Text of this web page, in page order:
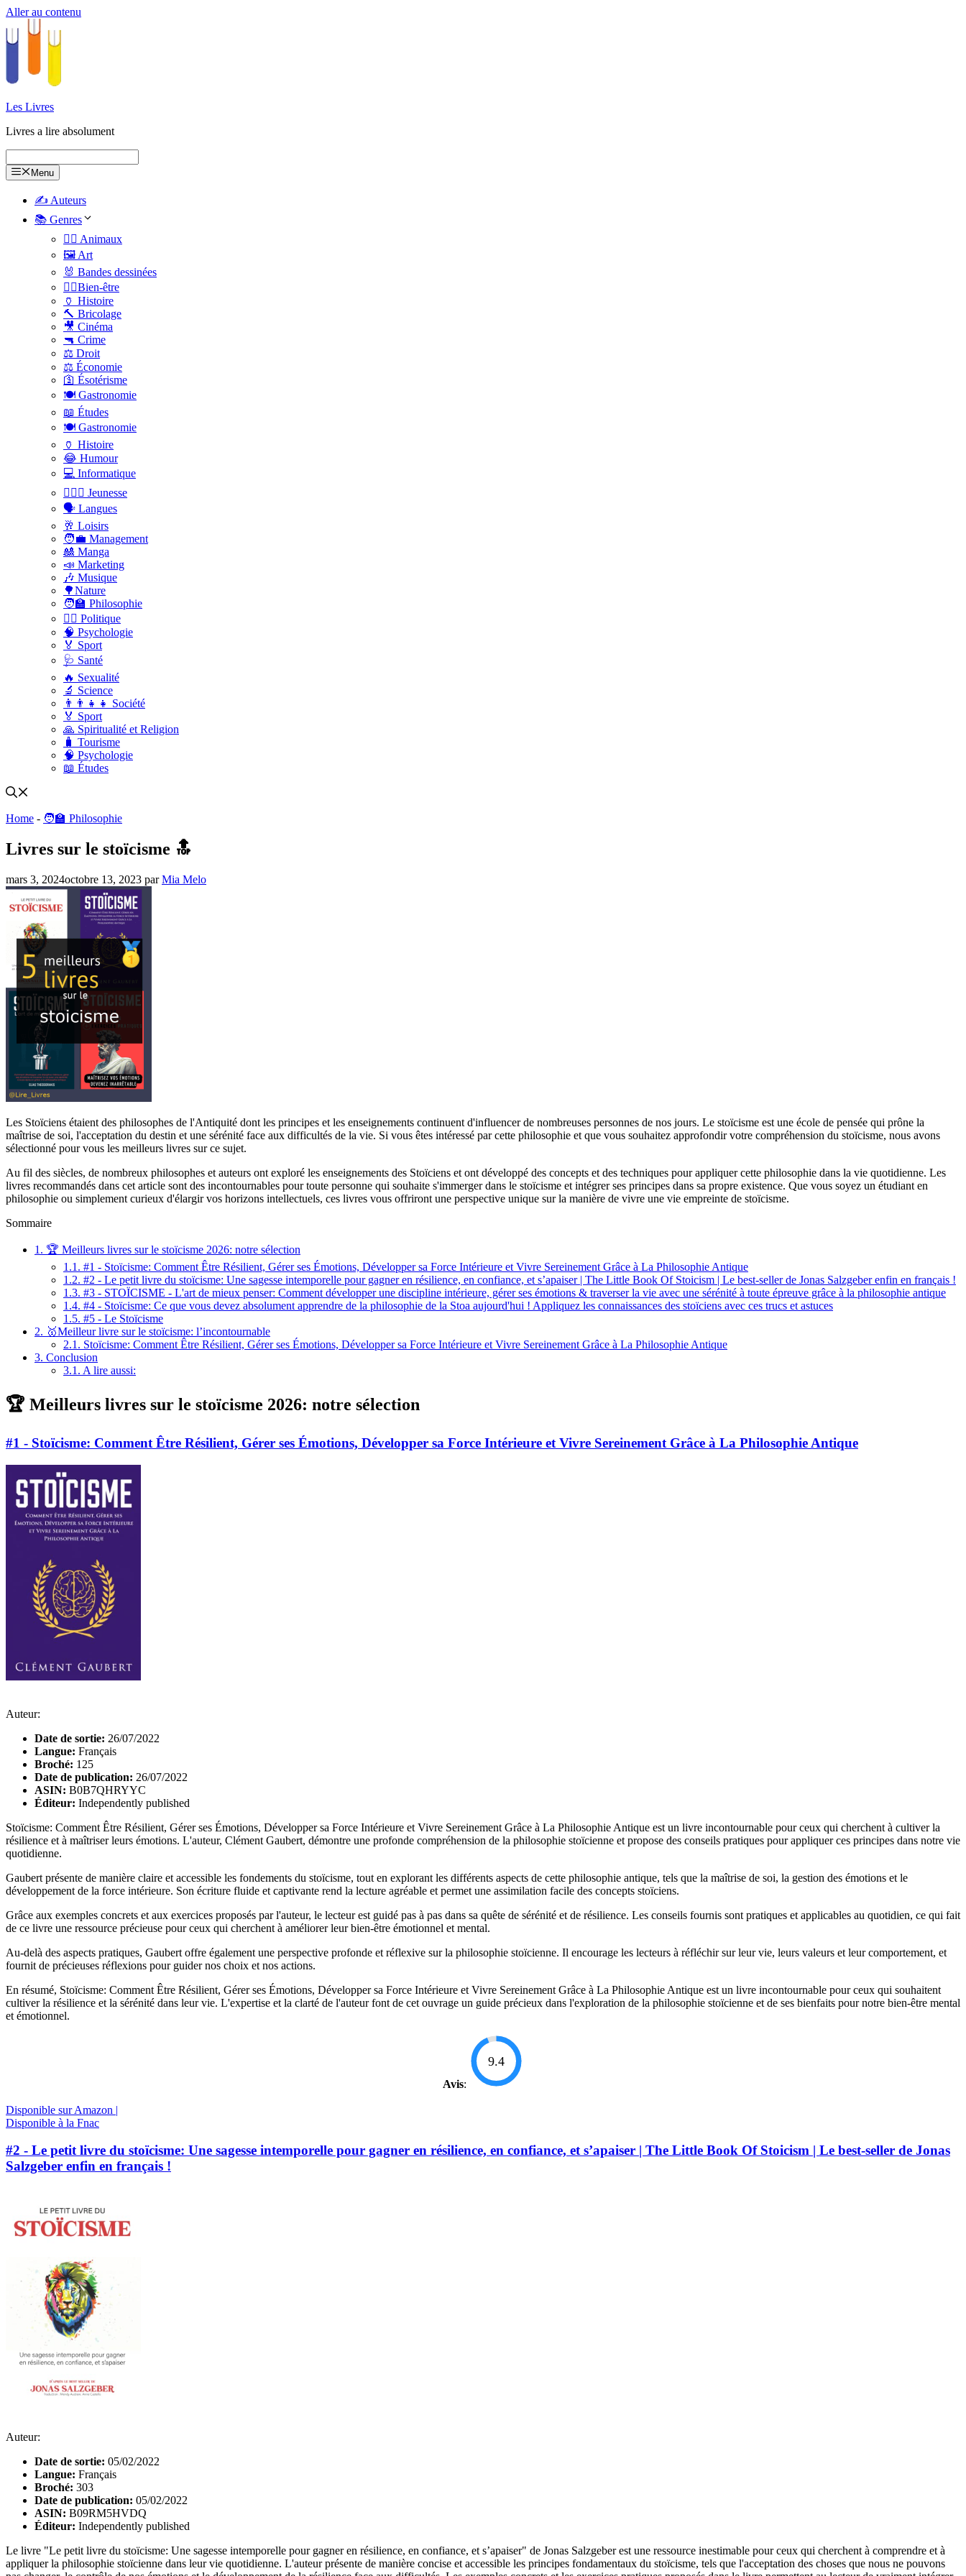
Aller au contenu
Les Livres
Livres a lire absolument
Menu
✍️ Auteurs
📚 Genres
🐕‍🦺 Animaux
🖼️ Art
🐰 Bandes dessinées
🧑‍⚕️Bien-être
🏺 Histoire
🔨 Bricolage
🎥 Cinéma
🔫 Crime
⚖️ Droit
⚖️ Économie
🛐 Ésotérisme
🍽️ Gastronomie
📖 Études
🍽️ Gastronomie
🏺 Histoire
😂 Humour
💻 Informatique
🤸🏽‍♀️ Jeunesse
🗣 Langues
🥂 Loisirs
🧑‍💼 Management
🎎 Manga
📣 Marketing
🎶 Musique
🌳Nature
🧑‍🏫 Philosophie
👨‍⚖️ Politique
🧠 Psychologie
🏅 Sport
🩺 Santé
🔥 Sexualité
🔬 Science
👨‍👨‍👧‍👧 Société
🏅 Sport
🙏 Spiritualité et Religion
🧳 Tourisme
🧠 Psychologie
📖 Études
Home - 🧑‍🏫 Philosophie
Livres sur le stoïcisme 🔝
mars 3, 2024octobre 13, 2023 parMia Melo
Les Stoïciens étaient des philosophes de l'Antiquité dont les principes et les enseignements continuent d'influencer de nombreuses personnes de nos jours. Le stoïcisme est une école de pensée qui prône la
maîtrise de soi, l'acceptation du destin et une sérénité face aux difficultés de la vie. Si vous êtes intéressé par cette philosophie et que vous souhaitez approfondir votre compréhension du stoïcisme, nous avons
sélectionné pour vous les meilleurs livres sur ce sujet.
Au fil des siècles, de nombreux philosophes et auteurs ont exploré les enseignements des Stoïciens et ont développé des concepts et des techniques pour appliquer cette philosophie dans la vie quotidienne. Les
livres recommandés dans cet article sont des incontournables pour toute personne qui souhaite s'immerger dans le stoïcisme et intégrer ses principes dans sa propre existence. Que vous soyez un étudiant en
philosophie ou simplement curieux d'élargir vos horizons intellectuels, ces livres vous offriront une perspective unique sur la manière de vivre une vie empreinte de stoïcisme.
Sommaire
1. 🏆 Meilleurs livres sur le stoïcisme 2026: notre sélection
1.1. #1 - Stoïcisme: Comment Être Résilient, Gérer ses Émotions, Développer sa Force Intérieure et Vivre Sereinement Grâce à La Philosophie Antique
1.2. #2 - Le petit livre du stoïcisme: Une sagesse intemporelle pour gagner en résilience, en confiance, et s’apaiser | The Little Book Of Stoicism | Le best-seller de Jonas Salzgeber enfin en français !
1.3. #3 - STOÏCISME - L'art de mieux penser: Comment développer une discipline intérieure, gérer ses émotions & traverser la vie avec une sérénité à toute épreuve grâce à la philosophie antique
1.4. #4 - Stoïcisme: Ce que vous devez absolument apprendre de la philosophie de la Stoa aujourd'hui ! Appliquez les connaissances des stoïciens avec ces trucs et astuces
1.5. #5 - Le Stoïcisme
2. 🥇Meilleur livre sur le stoïcisme: l’incontournable
2.1. Stoïcisme: Comment Être Résilient, Gérer ses Émotions, Développer sa Force Intérieure et Vivre Sereinement Grâce à La Philosophie Antique
3. Conclusion
3.1. A lire aussi:
🏆 Meilleurs livres sur le stoïcisme 2026: notre sélection
#1 - Stoïcisme: Comment Être Résilient, Gérer ses Émotions, Développer sa Force Intérieure et Vivre Sereinement Grâce à La Philosophie Antique
Auteur:
Date de sortie: 26/07/2022
Langue: Français
Broché: 125
Date de publication: 26/07/2022
ASIN: B0B7QHRYYC
Éditeur: Independently published
Stoïcisme: Comment Être Résilient, Gérer ses Émotions, Développer sa Force Intérieure et Vivre Sereinement Grâce à La Philosophie Antique est un livre incontournable pour ceux qui cherchent à cultiver la
résilience et à maîtriser leurs émotions. L'auteur, Clément Gaubert, démontre une profonde compréhension de la philosophie stoïcienne et propose des conseils pratiques pour appliquer ces principes dans notre vie
quotidienne.
Gaubert présente de manière claire et accessible les fondements du stoïcisme, tout en explorant les différents aspects de cette philosophie antique, tels que la maîtrise de soi, la gestion des émotions et le
développement de la force intérieure. Son écriture fluide et captivante rend la lecture agréable et permet une assimilation facile des concepts stoïciens.
Grâce aux exemples concrets et aux exercices proposés par l'auteur, le lecteur est guidé pas à pas dans sa quête de sérénité et de résilience. Les conseils fournis sont pratiques et applicables au quotidien, ce qui fait
de ce livre une ressource précieuse pour ceux qui cherchent à améliorer leur bien-être émotionnel et mental.
Au-delà des aspects pratiques, Gaubert offre également une perspective profonde et réflexive sur la philosophie stoïcienne. Il encourage les lecteurs à réfléchir sur leur vie, leurs valeurs et leur comportement, et
fournit de précieuses réflexions pour guider nos choix et nos actions.
En résumé, Stoïcisme: Comment Être Résilient, Gérer ses Émotions, Développer sa Force Intérieure et Vivre Sereinement Grâce à La Philosophie Antique est un livre incontournable pour ceux qui souhaitent
cultiver la résilience et la sérénité dans leur vie. L'expertise et la clarté de l'auteur font de cet ouvrage un guide précieux dans l'exploration de la philosophie stoïcienne et de ses bienfaits pour notre bien-être mental
et émotionnel.
Avis:
9.4
Disponible sur Amazon |
Disponible à la Fnac
#2 - Le petit livre du stoïcisme: Une sagesse intemporelle pour gagner en résilience, en confiance, et s’apaiser | The Little Book Of Stoicism | Le best-seller de Jonas
Salzgeber enfin en français !
Auteur:
Date de sortie: 05/02/2022
Langue: Français
Broché: 303
Date de publication: 05/02/2022
ASIN: B09RM5HVDQ
Éditeur: Independently published
Le livre "Le petit livre du stoïcisme: Une sagesse intemporelle pour gagner en résilience, en confiance, et s’apaiser" de Jonas Salzgeber est une ressource inestimable pour ceux qui cherchent à comprendre et à
appliquer la philosophie stoïcienne dans leur vie quotidienne. L'auteur présente de manière concise et accessible les principes fondamentaux du stoïcisme, tels que l'acceptation des choses que nous ne pouvons